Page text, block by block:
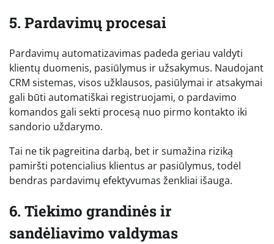
5. Pardavimų procesai
Pardavimų automatizavimas padeda geriau valdyti
klientų duomenis, pasiūlymus ir užsakymus. Naudojant
CRM sistemas, visos užklausos, pasiūlymai ir atsakymai
gali būti automatiškai registruojami, o pardavimo
komandos gali sekti procesą nuo pirmo kontakto iki
sandorio uždarymo.
Tai ne tik pagreitina darbą, bet ir sumažina riziką
pamiršti potencialius klientus ar pasiūlymus, todėl
bendras pardavimų efektyvumas ženkliai išauga.
6. Tiekimo grandinės ir
sandėliavimo valdymas